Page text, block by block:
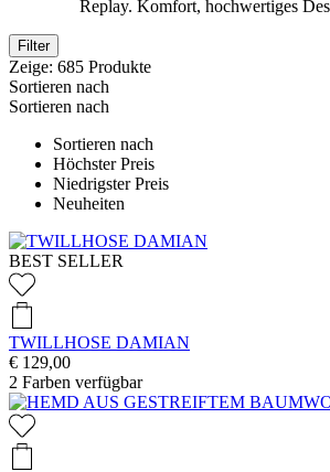
Replay. Komfort, hochwertiges
Filter
Zeige: 685 Produkte
Sortieren nach
Sortieren nach
Sortieren nach
Höchster Preis
Niedrigster Preis
Neuheiten
BEST SELLER
TWILLHOSE DAMIAN
€ 129,00
2 Farben verfügbar